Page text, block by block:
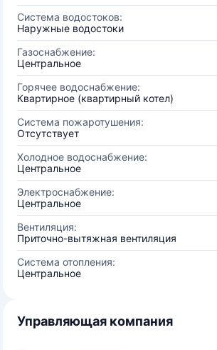
Система водостоков:
Наружные водостоки
Газоснабжение:
Центральное
Горячее водоснабжение:
Квартирное (квартирный котел)
Система пожаротушения:
Отсутствует
Холодное водоснабжение:
Центральное
Электроснабжение:
Центральное
Вентиляция:
Приточно-вытяжная вентиляция
Система отопления:
Центральное
Управляющая компания